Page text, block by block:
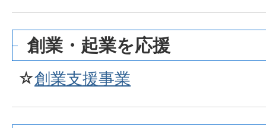
創業・起業を応援
☆創業支援事業